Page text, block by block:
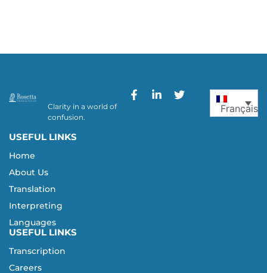
Clarity in a world of
confusion.
Français
USEFUL LINKS
Home
About Us
Translation
Interpreting
Languages
USEFUL LINKS
Transcription
Careers